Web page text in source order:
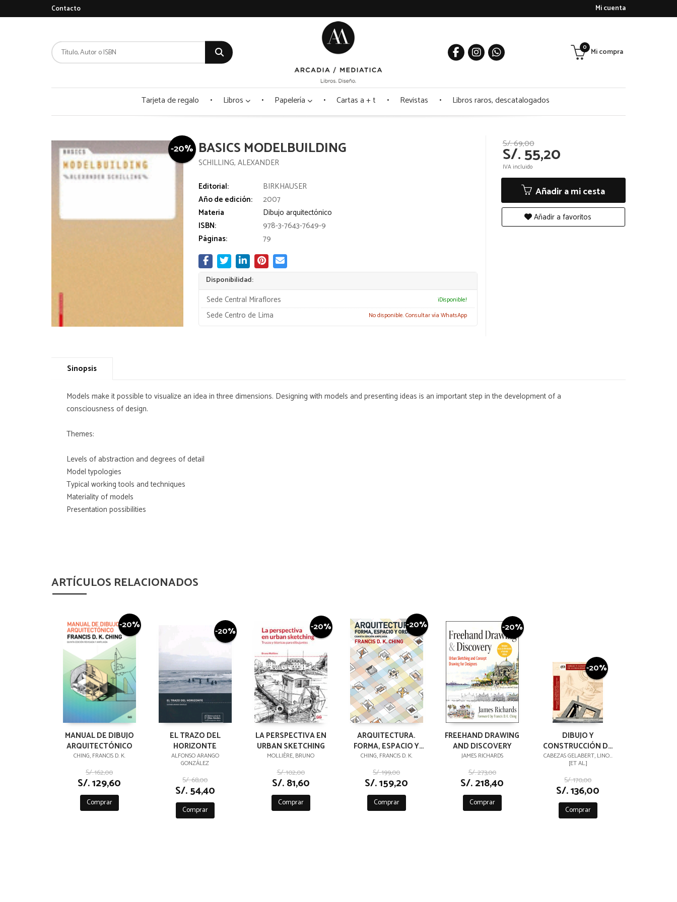
Mi cuenta
Contacto
Mi compra
0
Tarjeta de regalo Libros Papelería Cartas a + t Revistas Libros raros, descatalogados
-20% BASICS MODELBUILDING
SCHILLING, ALEXANDER
Editorial:
BIRKHAUSER
Año de edición:
2007
Materia
Dibujo arquitectónico
ISBN:
978-3-7643-7649-9
Páginas:
79
Disponibilidad:
Sede Central Miraflores ¡Disponible!
Sede Centro de Lima No disponible. Consultar vía WhatsApp
S/. 69,00
S/. 55,20
IVA incluido
Añadir a mi cesta
Añadir a favoritos
Sinopsis
Models make it possible to visualize an idea in three dimensions. Designing with models and presenting ideas is an important step in the development of a
consciousness of design.
Themes:
Levels of abstraction and degrees of detail
Model typologies
Typical working tools and techniques
Materiality of models
Presentation possibilities
ARTÍCULOS RELACIONADOS
-20%
MANUAL DE DIBUJO
ARQUITECTÓNICO
CHING, FRANCIS D. K.
S/. 162,00
S/. 129,60
Comprar
-20%
EL TRAZO DEL
HORIZONTE
ALFONSO ARANGO
GONZÁLEZ
S/. 68,00
S/. 54,40
Comprar
-20%
LA PERSPECTIVA EN
URBAN SKETCHING
MOLLIÈRE, BRUNO
S/. 102,00
S/. 81,60
Comprar
-20%
ARQUITECTURA.
FORMA, ESPACIO Y
ORDEN
CHING, FRANCIS D. K.
S/. 199,00
S/. 159,20
Comprar
-20%
FREEHAND DRAWING
AND DISCOVERY
JAMES RICHARDS
S/. 273,00
S/. 218,40
Comprar
-20%
DIBUJO Y
CONSTRUCCIÓN DE
LA REALIDAD 2 :
ARQUITECTURA,
PROYECTO, DISEÑO,
INGENIERÍA, DIBUJO
TÉCNICO
CABEZAS GELABERT, LINO...
[ET AL.]
S/. 170,00
S/. 136,00
Comprar